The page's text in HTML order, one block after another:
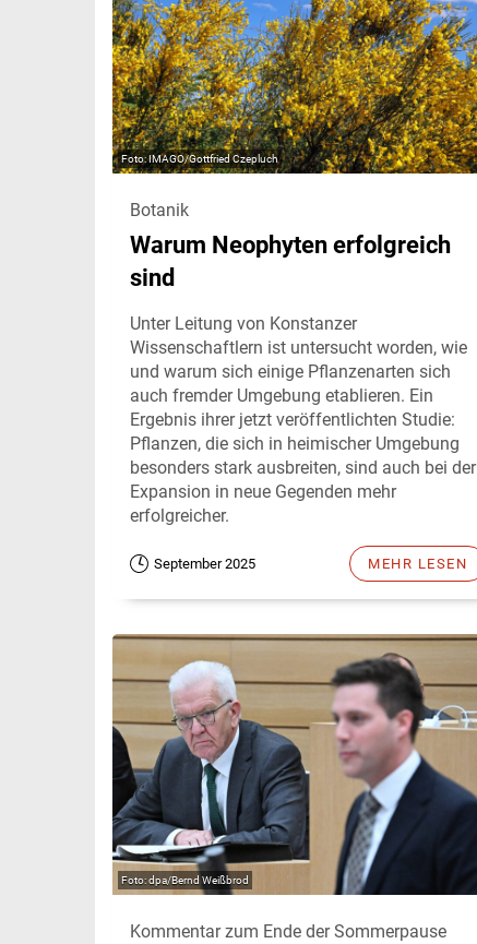
IMAGO/Gottfried Czepluch
Botanik
Warum Neophyten erfolgreich
sind
Unter Leitung von Konstanzer
Wissenschaftlern ist untersucht worden, wie
und warum sich einige Pflanzenarten sich
auch fremder Umgebung etablieren. Ein
Ergebnis ihrer jetzt veröffentlichten Studie:
Pflanzen, die sich in heimischer Umgebung
besonders stark ausbreiten, sind auch bei der
Expansion in neue Gegenden mehr
erfolgreicher.
September 2025 MEHR LESEN
dpa/Bernd Weißbrod
Kommentar zum Ende der Sommerpause